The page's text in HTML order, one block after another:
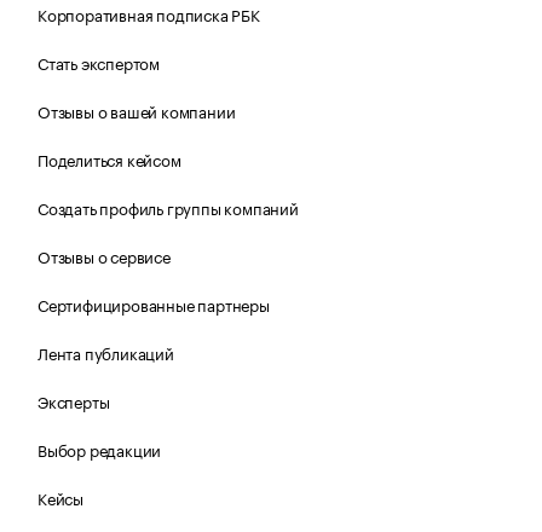
Корпоративная подписка РБК
Стать экспертом
Отзывы о вашей компании
Поделиться кейсом
Создать профиль группы компаний
Отзывы о сервисе
Сертифицированные партнеры
Лента публикаций
Эксперты
Выбор редакции
Кейсы